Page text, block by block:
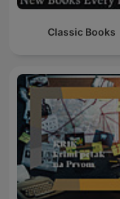
Classic Books